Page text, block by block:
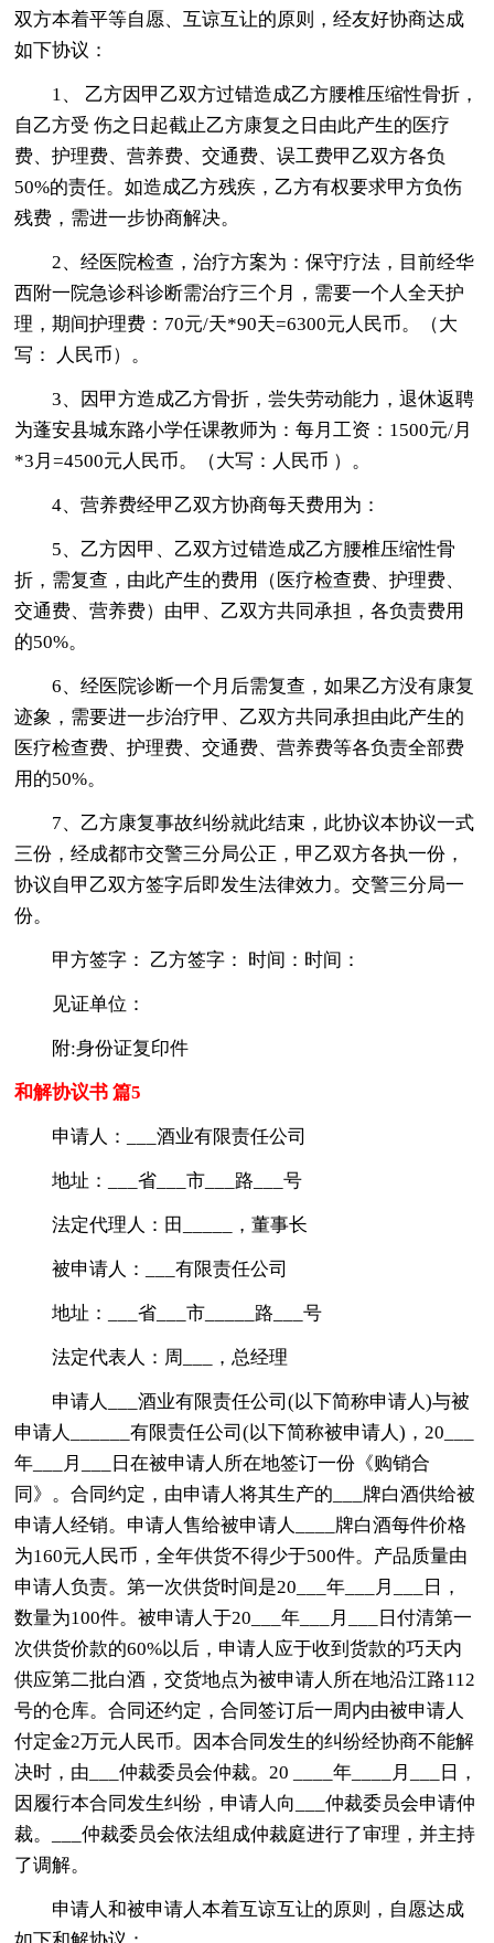
双方本着平等自愿、互谅互让的原则，经友好协商达成
如下协议：
1、 乙方因甲乙双方过错造成乙方腰椎压缩性骨折，
自乙方受 伤之日起截止乙方康复之日由此产生的医疗
费、护理费、营养费、交通费、误工费甲乙双方各负
50%的责任。如造成乙方残疾，乙方有权要求甲方负伤
残费，需进一步协商解决。
2、经医院检查，治疗方案为：保守疗法，目前经华
西附一院急诊科诊断需治疗三个月，需要一个人全天护
理，期间护理费：70元/天*90天=6300元人民币。（大
写： 人民币）。
3、因甲方造成乙方骨折，尝失劳动能力，退休返聘
为蓬安县城东路小学任课教师为：每月工资：1500元/月
*3月=4500元人民币。（大写：人民币 ）。
4、营养费经甲乙双方协商每天费用为：
5、乙方因甲、乙双方过错造成乙方腰椎压缩性骨
折，需复查，由此产生的费用（医疗检查费、护理费、
交通费、营养费）由甲、乙双方共同承担，各负责费用
的50%。
6、经医院诊断一个月后需复查，如果乙方没有康复
迹象，需要进一步治疗甲、乙双方共同承担由此产生的
医疗检查费、护理费、交通费、营养费等各负责全部费
用的50%。
7、乙方康复事故纠纷就此结束，此协议本协议一式
三份，经成都市交警三分局公正，甲乙双方各执一份，
协议自甲乙双方签字后即发生法律效力。交警三分局一
份。
甲方签字： 乙方签字： 时间：时间：
见证单位：
附:身份证复印件
和解协议书 篇5
申请人：___酒业有限责任公司
地址：___省___市___路___号
法定代理人：田_____，董事长
被申请人：___有限责任公司
地址：___省___市_____路___号
法定代表人：周___，总经理
申请人___酒业有限责任公司(以下简称申请人)与被
申请人______有限责任公司(以下简称被申请人)，20___
年___月___日在被申请人所在地签订一份《购销合
同》。合同约定，由申请人将其生产的___牌白酒供给被
申请人经销。申请人售给被申请人____牌白酒每件价格
为160元人民币，全年供货不得少于500件。产品质量由
申请人负责。第一次供货时间是20___年___月___日，
数量为100件。被申请人于20___年___月___日付清第一
次供货价款的60%以后，申请人应于收到货款的巧天内
供应第二批白酒，交货地点为被申请人所在地沿江路112
号的仓库。合同还约定，合同签订后一周内由被申请人
付定金2万元人民币。因本合同发生的纠纷经协商不能解
决时，由___仲裁委员会仲裁。20 ____年____月___日，
因履行本合同发生纠纷，申请人向___仲裁委员会申请仲
裁。___仲裁委员会依法组成仲裁庭进行了审理，并主持
了调解。
申请人和被申请人本着互谅互让的原则，自愿达成